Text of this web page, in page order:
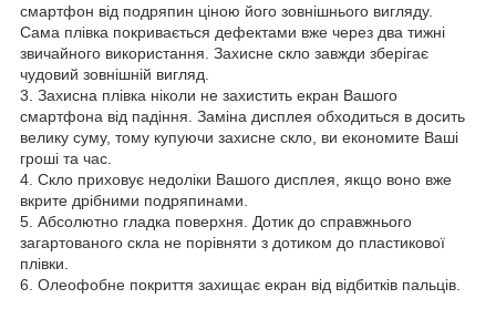
смартфон від подряпин ціною його зовнішнього вигляду.
Сама плівка покривається дефектами вже через два тижні
звичайного використання. Захисне скло завжди зберігає
чудовий зовнішній вигляд.
3. Захисна плівка ніколи не захистить екран Вашого
смартфона від падіння. Заміна дисплея обходиться в досить
велику суму, тому купуючи захисне скло, ви економите Ваші
гроші та час.
4. Скло приховує недоліки Вашого дисплея, якщо воно вже
вкрите дрібними подряпинами.
5. Абсолютно гладка поверхня. Дотик до справжнього
загартованого скла не порівняти з дотиком до пластикової
плівки.
6. Олеофобне покриття захищає екран від відбитків пальців.